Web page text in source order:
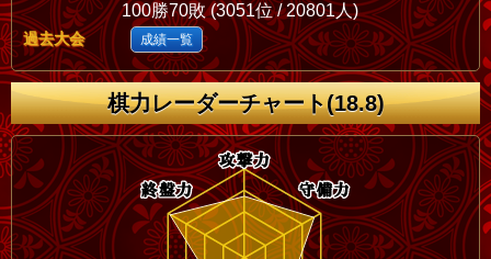
100勝70敗 (3051位 / 20801人)
過去大会 成績一覧
棋力レーダーチャート(18.8)